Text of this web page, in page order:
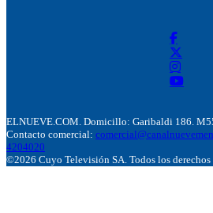
ELNUEVE.COM. Domicillo: Garibaldi 186.
Contacto comercial:
4204020
©2026 Cuyo Televisión SA. Todos los derechos